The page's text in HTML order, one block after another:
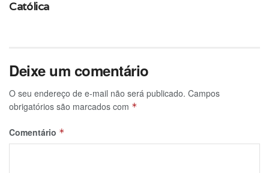
Católica
Deixe um comentário
O seu endereço de e-mail não será publicado. Campos
obrigatórios são marcados com *
Comentário *